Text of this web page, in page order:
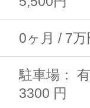
0ヶ月 / 7万
駐車場：
3300 円